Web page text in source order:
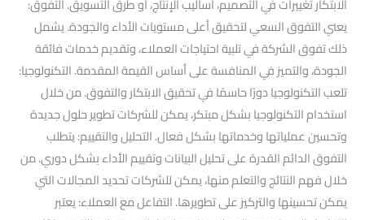
الابتكار تغييرات في التصميم، أساليب الإنتاج، أو طرق التسويق. التفوق:
يعني التفوق السعي لتحقيق أعلى مستويات الأداء والجودة. يشمل
ذلك تفوق الشركة في تلبية احتياجات العملاء، وتقديم خدمات فائقة
الجودة، والتميز في المنافسة على أساس القيمة المقدمة. التكنولوجيا:
تلعب التكنولوجيا دورًا حاسمًا في تحقيق الابتكار والتفوق. من خلال
استخدام التكنولوجيا بشكل مبتكر، يمكن للشركات تطوير حلول جديدة
وتحسين عملياتها وخدماتها بشكل فعال. التحليل والتقييم: يتطلب
التفوق الدائم القدرة على تحليل البيانات وتقييم الأداء بشكل دوري. من
خلال فهم النتائج والتعلم منها، يمكن للشركات تحديد المجالات التي
يمكن تحسينها والتركيز على تطويرها. التفاعل مع العملاء: يعتبر